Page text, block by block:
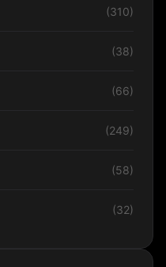
(310)
(38)
(66)
(249)
(58)
(32)